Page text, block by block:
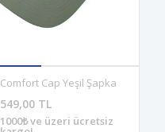
Comfort Cap Yeşil Şapka
549,00 TL
1000₺ ve üzeri ücretsiz